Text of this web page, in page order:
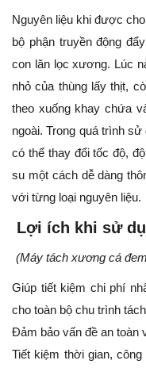
Nguyên liệu khi được
bộ phận truyền động
con lăn lọc xương. Lúc
nhỏ của thùng lấy thịt,
theo xuống khay chứa
ngoài. Trong quá trình
có thể thay đổi tốc độ,
su một cách dễ dàng
với từng loại nguyên liệu.
Lợi ích khi sử
(Máy tách xương cá
Giúp tiết kiệm chi phí
cho toàn bộ chu trình
Đảm bảo vấn đề an toàn
Tiết kiệm thời gian,